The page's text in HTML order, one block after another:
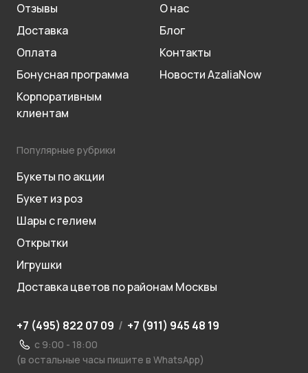
Отзывы
Доставка
Оплата
Бонусная программа
Корпоративным
клиентам
О нас
Блог
Контакты
Новости AzaliaNow
Популярные рубрики
Букеты по акции
Букет из роз
Шары с гелием
Открытки
Игрушки
Доставка цветов по районам Москвы
+7 (495) 822 07 09 / +7 (911) 945 48 19
с 9:00 - 18:00
(в остальные часы пишите в WhatsApp)